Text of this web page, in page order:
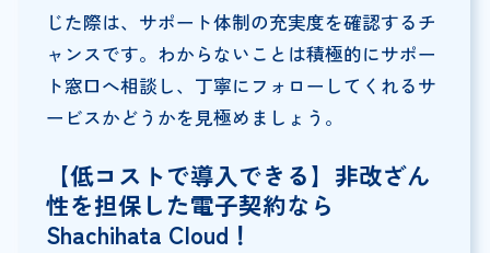
じた際は、サポート体制の充実度を確認するチ
ャンスです。わからないことは積極的にサポー
ト窓口へ相談し、丁寧にフォローしてくれるサ
ービスかどうかを見極めましょう。
【低コストで導入できる】非改ざん
性を担保した電子契約なら
Shachihata Cloud！